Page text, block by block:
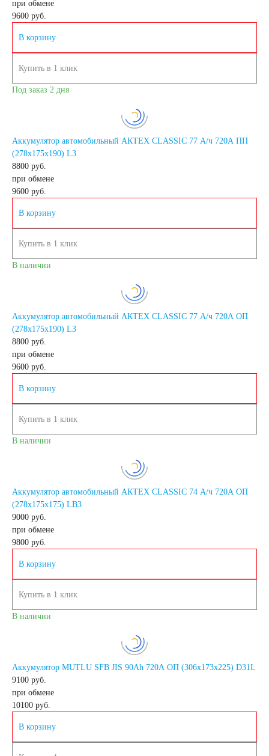
автомобилей
автомобилей
Аккумуляторы по цене
Мото аккумуляторы
Аккумуляторы для
Аккумуляторы на
при обмене
9600 руб.
В корзину
Купить в 1 клик
Под заказ 2 дня
Аккумулятор автомобильный АКТЕХ CLASSIC 77 А/ч 720А ПП
(278х175х190) L3
8800 руб.
при обмене
9600 руб.
В корзину
Купить в 1 клик
В наличии
Аккумулятор автомобильный АКТЕХ CLASSIC 77 А/ч 720А ОП
(278x175x190) L3
8800 руб.
при обмене
9600 руб.
В корзину
Купить в 1 клик
В наличии
Аккумулятор автомобильный АКТЕХ CLASSIC 74 А/ч 720А ОП
(278х175х175) LB3
9000 руб.
при обмене
9800 руб.
В корзину
Купить в 1 клик
В наличии
Аккумулятор MUTLU SFB JIS 90Ah 720A ОП (306x173x225) D31L
9100 руб.
при обмене
10100 руб.
В корзину